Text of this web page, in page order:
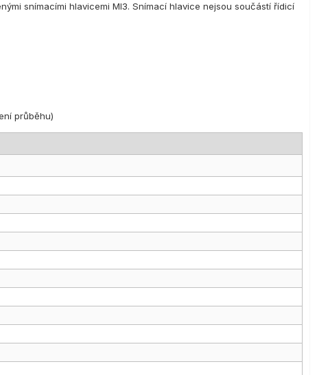
snímacími hlavicemi MI3. Snímací hlavice nejsou součástí řídicí
průběhu)